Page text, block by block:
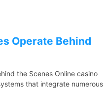
Operate Behind
the Scenes Online casino
that integrate numerous